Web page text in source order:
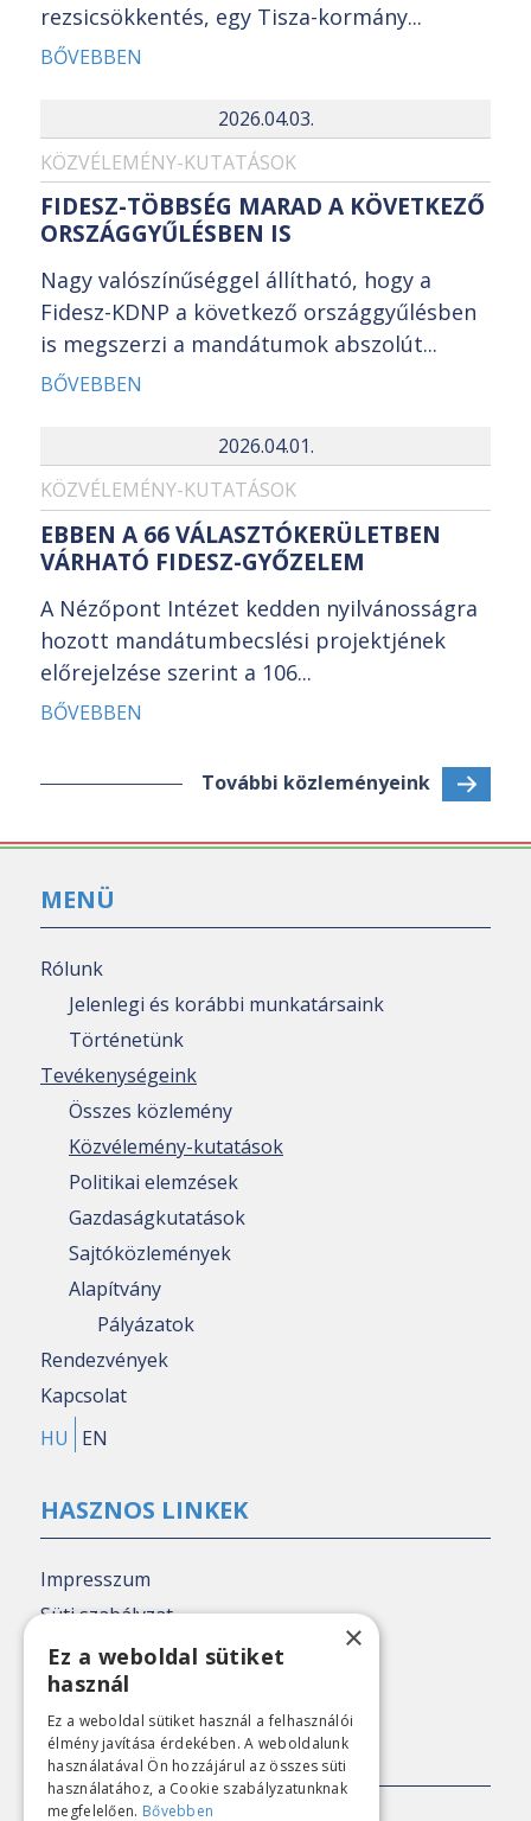
rezsicsökkentés, egy Tisza-kormány...
BŐVEBBEN
2026.04.03.
KÖZVÉLEMÉNY-KUTATÁSOK
FIDESZ-TÖBBSÉG MARAD A KÖVETKEZŐ
ORSZÁGGYŰLÉSBEN IS
Nagy valószínűséggel állítható, hogy a
Fidesz-KDNP a következő országgyűlésben
is megszerzi a mandátumok abszolút...
BŐVEBBEN
2026.04.01.
KÖZVÉLEMÉNY-KUTATÁSOK
EBBEN A 66 VÁLASZTÓKERÜLETBEN
VÁRHATÓ FIDESZ-GYŐZELEM
A Nézőpont Intézet kedden nyilvánosságra
hozott mandátumbecslési projektjének
előrejelzése szerint a 106...
BŐVEBBEN
További közleményeink
MENÜ
Rólunk
Jelenlegi és korábbi munkatársaink
Történetünk
Tevékenységeink
Összes közlemény
Közvélemény-kutatások
Politikai elemzések
Gazdaságkutatások
Sajtóközlemények
Alapítvány
Pályázatok
Rendezvények
Kapcsolat
HU
EN
HASZNOS LINKEK
Impresszum
Süti szabályzat
Adatkezelési tájékoztató
Nézőpont archív
SAJTÓKAPCSOLAT
×
Ez a weboldal sütiket
használ
Ez a weboldal sütiket használ a felhasználói
élmény javítása érdekében. A weboldalunk
használatával Ön hozzájárul az összes süti
használatához, a Cookie szabályzatunknak
megfelelően. Bővebben